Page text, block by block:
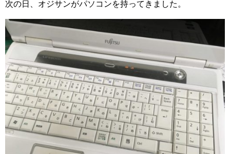
次の日、オジサンがパソコンを持ってきました。